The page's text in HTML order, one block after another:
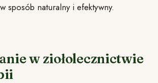
sposób naturalny i efektywny.
w ziołolecznictwie